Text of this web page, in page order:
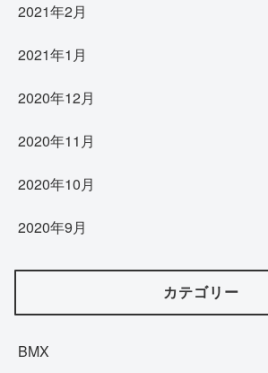
2021年2月
2021年1月
2020年12月
2020年11月
2020年10月
2020年9月
カテゴリー
BMX